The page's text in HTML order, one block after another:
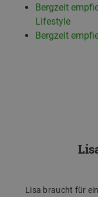
Bergzeit
Lifestyle
Bergzeit
Lisa braucht für